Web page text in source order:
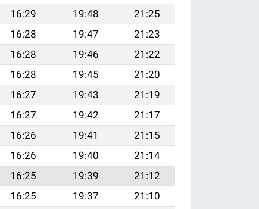
16:29 19:48
21:25
16:28 19:47
21:23
16:28 19:46
21:22
16:28 19:45
21:20
16:27 19:43
21:19
16:27 19:42
21:17
16:26 19:41
21:15
16:26 19:40
21:14
16:25 19:39
21:12
16:25 19:37
21:10